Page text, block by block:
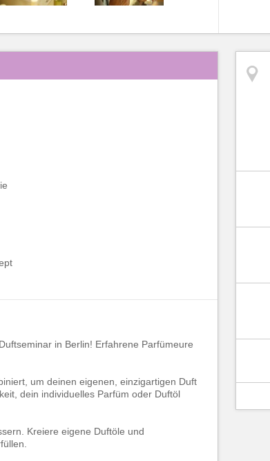
in Berlin! Erfahrene Parfümeure
um deinen eigenen, einzigartigen Duft
dein individuelles Parfüm oder Duftöl
Kreiere eigene Duftöle und